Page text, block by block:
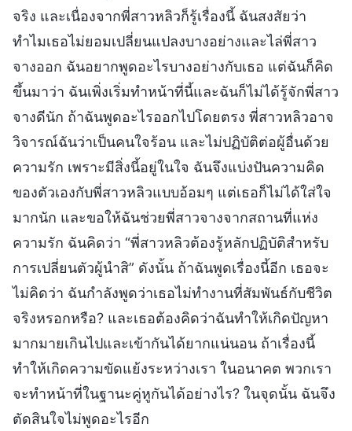
จริง และเนื่องจากพี่สาวหลิวก็รู้เรื่องนี้ ฉันสงสัยว่า
ทำไมเธอไม่ยอมเปลี่ยนแปลงบางอย่างและไล่พี่สาว
จางออก ฉันอยากพูดอะไรบางอย่างกับเธอ แต่ฉันก็คิด
ขึ้นมาว่า ฉันเพิ่งเริ่มทำหน้าที่นี้และฉันก็ไม่ได้รู้จักพี่สาว
จางดีนัก ถ้าฉันพูดอะไรออกไปโดยตรง พี่สาวหลิวอาจ
วิจารณ์ฉันว่าเป็นคนใจร้อน และไม่ปฏิบัติต่อผู้อื่นด้วย
ความรัก เพราะมีสิ่งนี้อยู่ในใจ ฉันจึงแบ่งปันความคิด
ของตัวเองกับพี่สาวหลิวแบบอ้อมๆ แต่เธอก็ไม่ได้ใส่ใจ
มากนัก และขอให้ฉันช่วยพี่สาวจางจากสถานที่แห่ง
ความรัก ฉันคิดว่า “พี่สาวหลิวต้องรู้หลักปฏิบัติสำหรับ
การเปลี่ยนตัวผู้นำสิ” ดังนั้น ถ้าฉันพูดเรื่องนี้อีก เธอจะ
ไม่คิดว่า ฉันกำลังพูดว่าเธอไม่ทำงานที่สัมพันธ์กับชีวิต
จริงหรอกหรือ? และเธอต้องคิดว่าฉันทำให้เกิดปัญหา
มากมายเกินไปและเข้ากันได้ยากแน่นอน ถ้าเรื่องนี้
ทำให้เกิดความขัดแย้งระหว่างเรา ในอนาคต พวกเรา
จะทำหน้าที่ในฐานะคู่หูกันได้อย่างไร? ในจุดนั้น ฉันจึง
ตัดสินใจไม่พูดอะไรอีก